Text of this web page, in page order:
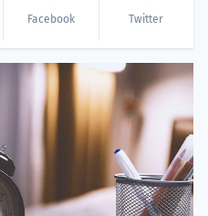
Facebook Twitter